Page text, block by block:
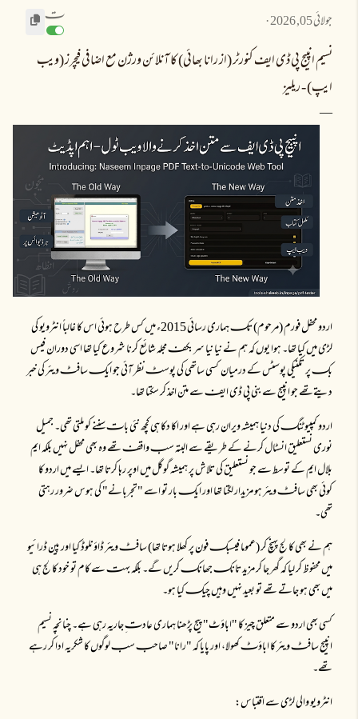
جولائی 05, 2026 تـ
نسیم انپیج پی ڈی ایف کنورٹر (از رانا بھائی) کا آنلائن ورژن مع اضافی فیچرز (ویب
ایپ) - ریلیز
اردو محفل فورم (مرحوم) تکـ ہماری رسائی 2015ء میں کس طرح ہوئی اس کا غالباً انٹرویو کی
لڑی میں کیا تھا۔ ہوا یوں کہ ہم نے نیا نیا سر بکفـ مجلہ شائع کرنا شروع کیا تھا اسی دوران فیس
بکـ پر تکنیکی پوسٹس کے درمیان کسی ساتھی کی پوسٹـ نظر آئی جو ایکـ سافٹـ ویئر کی خبر
دیتےتھے جو انپیج سے بنی پی ڈی ایفـ سے متن اخذ کر سکتا تھا۔
اردو کمپیوٹنگـ کی دنیا ہمیشہ ویران رہی ہے اور اکا دکا ہی کچھ نئی باتـ سننے کو ملتی تھی۔ جمیل
نوری نستعلیق انسٹال کرنے کے طریقے سے البتہ سبـ واقفـ تھے وہ بھی محفل نہیں بلکہ ایم
بلال ایم کے توسط سے جو نستعلیق کی تلاش پر ہمیشہ گوگل میں اوپر رہا کرتا تھا۔ ایسے میں اردو کا
کوئی بھی سافٹـ ویئر ہو مزیدار لگتا تھا اور ایکـ بار تو اسے "تجربانے" کی ہوس ضرور رہتی
تھی۔
ہم نے بھی کالج پہنچ کر (عموما فیسبکـ فون پر کھلا ہوتا تھا) سافٹـ ویئر ڈاؤنلوڈ کیا اور پین ڈرائیو
میں محفوظ کر لیا کہ گھر جا کر مزید تانکـ جھانکـ کریں گے۔ بلکہ بہتـ سے کام تو خود کالج ہی
میں بھی ہو جاتے تھے تو بعید نہیں وہیں چیکـ کیا ہو۔
کسی بھی اردو سے متعلق چیز کا "اباؤٹ" پیج پڑھنا ہماری عادتـِ جاریہ رہی ہے۔ چنانچہ نسیم
انپیج سافٹـ ویئر کا اباؤٹـ کھولا، اور پایا کہ "رانا" صاحبـ سبـ لوگوں کا شکریہ ادا کر رہے
تھے۔
انٹرویو والی لڑی سے اقتباس: